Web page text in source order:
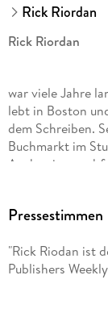
Rick Riordan
Rick Riordan
war viele Jahre
lebt in Boston
dem Schreiben.
Buchmarkt im
Auch seine
auf Anhieb den
Pressestimmen
"Rick Riodan ist
Publishers Weekly